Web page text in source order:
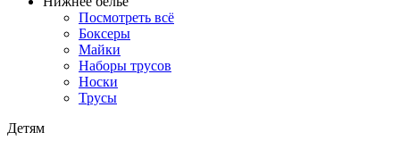
Посмотреть всё
Боксеры
Майки
Наборы трусов
Носки
Трусы
Детям